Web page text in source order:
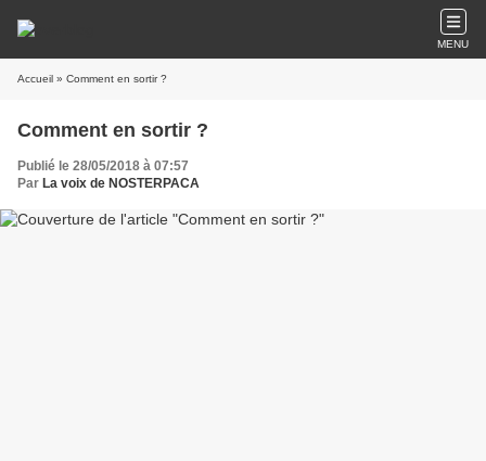
MENU
Accueil » Comment en sortir ?
Comment en sortir ?
Publié le 28/05/2018 à 07:57
Par La voix de NOSTERPACA